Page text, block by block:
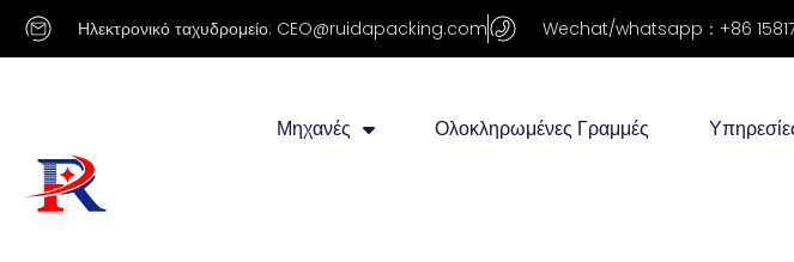
Ηλεκτρονικό ταχυδρομείο: CEO@ruidapacking.com Wechat/whatsapp：+86
Μηχανές Ολοκληρωμένες Γραμμές